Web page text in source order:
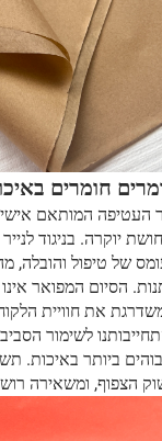
חומרים
העטיפה המותאם אישית
יוקרה. בניגוד לנייר
של טיפול והובלה,
הסיום המפואר
את חוויית הלקוח.
לשימור
הצפוף, ומשאירה רושם